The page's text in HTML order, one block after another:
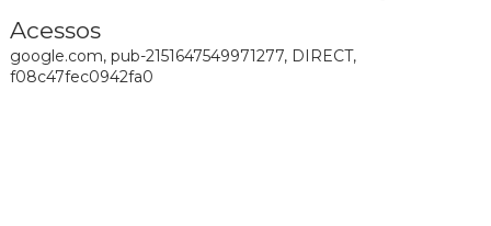
Acessos
google.com, pub-2151647549971277, DIRECT,
f08c47fec0942fa0